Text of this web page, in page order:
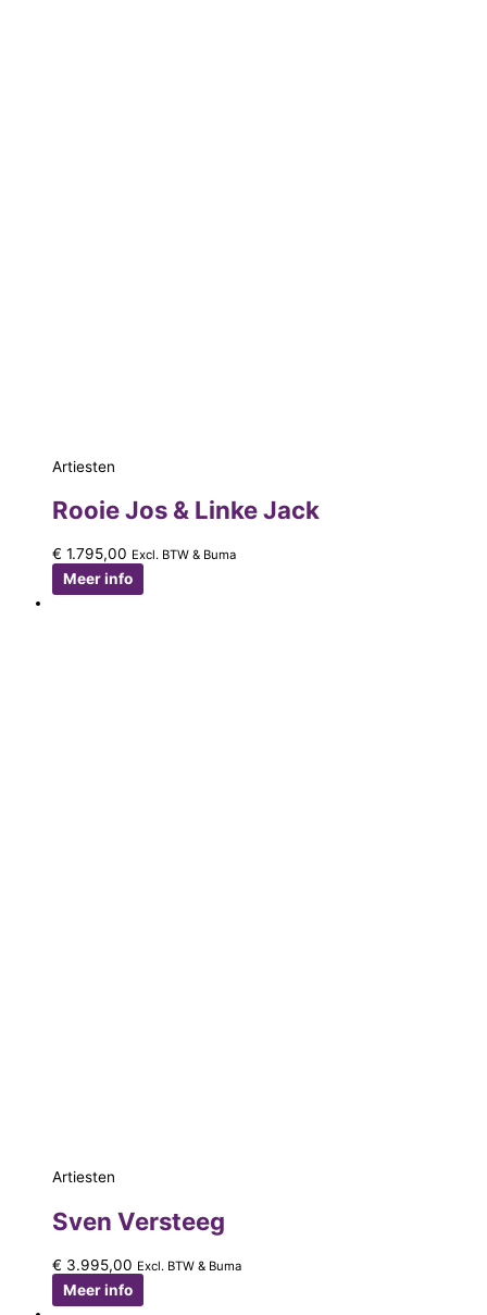
Artiesten
Rooie Jos & Linke Jack
€ 1.795,00 Excl. BTW & Buma
Meer info
Artiesten
Sven Versteeg
€ 3.995,00 Excl. BTW & Buma
Meer info